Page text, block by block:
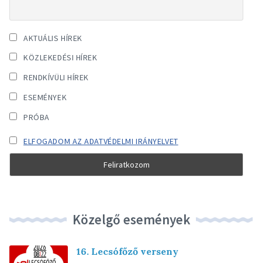
AKTUÁLIS HÍREK
KÖZLEKEDÉSI HÍREK
RENDKÍVÜLI HÍREK
ESEMÉNYEK
PRÓBA
ELFOGADOM AZ ADATVÉDELMI IRÁNYELVET
Közelgő események
16. Lecsófőző verseny